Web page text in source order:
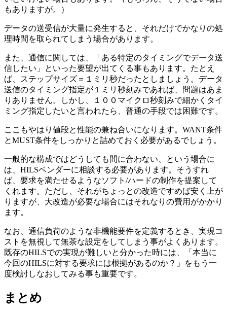
もありますが。）
データの送受信が大量に発生すると、それだけでかなりの処
理時間を取られてしまう場合があります。
また、通信に関しては、「ある特定のタイミングでデータ送
信したい」といった要望が出てくる事もあります。たとえ
ば、ステップサイズ＝１ミリ秒だったとしましょう。データ
送信のタイミング指定が１ミリ秒刻みであれば、問題はあま
りありません。しかし、１００マイクロ秒刻みで細かくタイ
ミング指定したいと言われたら、普通の手段では困難です。
ここもやはり値段と性能の兼ね合いになります。WANT条件
とMUST条件をしっかりと詰めておく必要があるでしょう。
一般的な構成ではどうしても間に合わない、という場合に
は、HILSベンダーに相談する必要があります。そうすれ
ば、要求を満たせるようなソフト/ハードの制作を提案して
くれます。ただし、それがちょっとの改造ですめば安く上が
りますが、大改造が必要な場合にはそれなりの費用がかかり
ます。
なお、通信負荷のような非機能要件を定義するとき、実現コ
ストを無視して無茶な設定をしてしまう事がよくあります。
既存のHILSでの実現が難しいと分かった時には、「本当に
今回のHILSに対する要求には根拠があるのか？」をもう一
度検討しなおしてみる事も重要です。
まとめ